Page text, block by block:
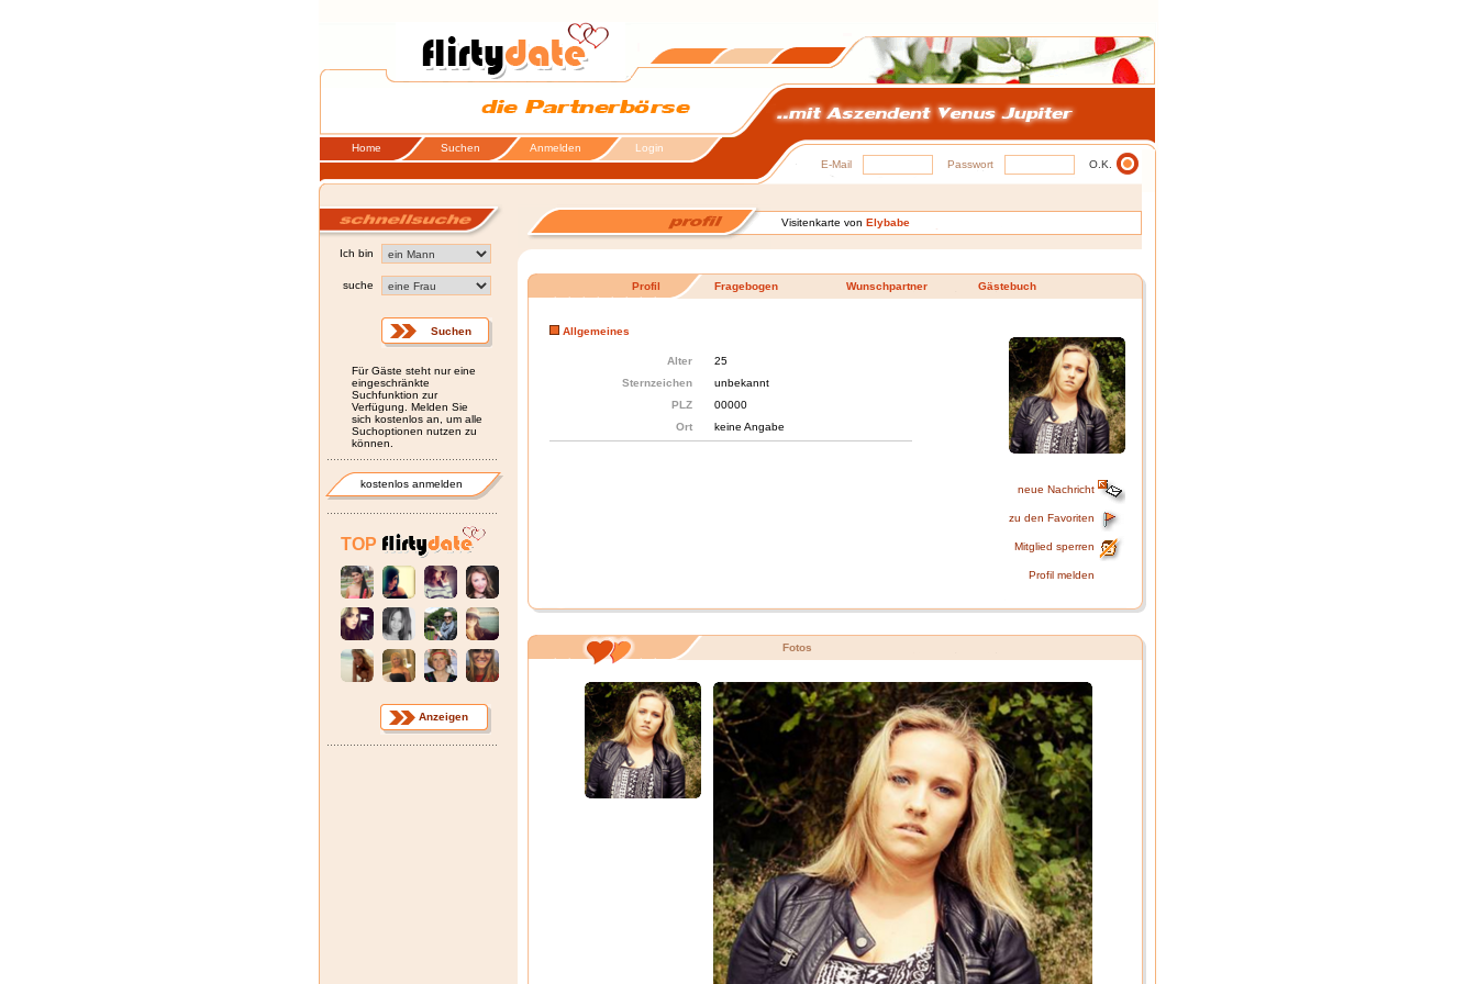
Home Suchen Anmelden
Login
E-Mail
Passwort
Ich bin
suche
Für Gäste steht nur eine
eingeschränkte
Suchfunktion zur
Verfügung. Melden Sie
sich kostenlos an, um alle
Suchoptionen nutzen zu
können.
kostenlos anmelden
TOP
Anzeigen
Visitenkarte von Elybabe
Profil Fragebogen Wunschpartner Gästebuch
Allgemeines
Alter
25
Sternzeichen
unbekannt
PLZ
00000
Ort
keine Angabe
neue Nachricht
zu den Favoriten
Mitglied sperren
Profil melden
Fotos